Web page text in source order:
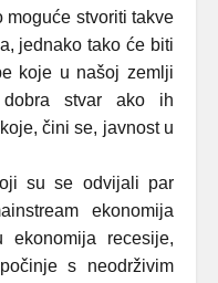
moguće stvoriti takve
jednako tako će biti
koje u našoj zemlji
dobra stvar ako ih
čini se, javnost u
su se odvijali par
ekonomija
ekonomija recesije,
s neodrživim